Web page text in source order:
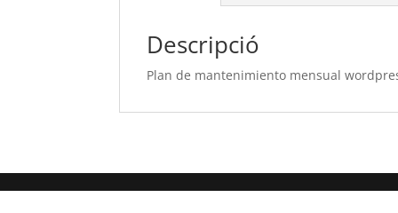
Descripció
Plan de mantenimiento mensual